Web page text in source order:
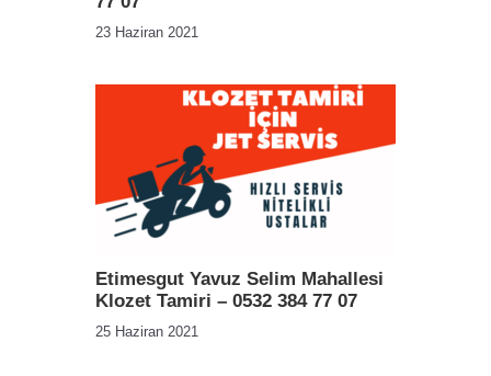
23 Haziran 2021
Etimesgut Yavuz Selim Mahallesi
Klozet Tamiri – 0532 384 77 07
25 Haziran 2021